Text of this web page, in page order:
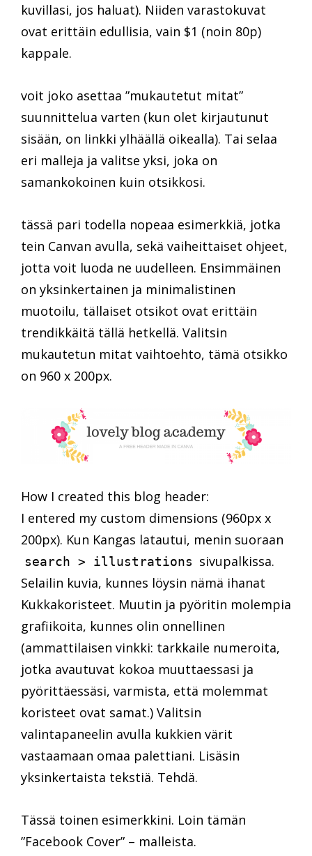
kuvillasi, jos haluat). Niiden varastokuvat
ovat erittäin edullisia, vain $1 (noin 80p)
kappale.
voit joko asettaa ”mukautetut mitat”
suunnittelua varten (kun olet kirjautunut
sisään, on linkki ylhäällä oikealla). Tai selaa
eri malleja ja valitse yksi, joka on
samankokoinen kuin otsikkosi.
tässä pari todella nopeaa esimerkkiä, jotka
tein Canvan avulla, sekä vaiheittaiset ohjeet,
jotta voit luoda ne uudelleen. Ensimmäinen
on yksinkertainen ja minimalistinen
muotoilu, tällaiset otsikot ovat erittäin
trendikkäitä tällä hetkellä. Valitsin
mukautetun mitat vaihtoehto, tämä otsikko
on 960 x 200px.
How I created this blog header:
I entered my custom dimensions (960px x
200px). Kun Kangas latautui, menin suoraan
search > illustrations sivupalkissa.
Selailin kuvia, kunnes löysin nämä ihanat
Kukkakoristeet. Muutin ja pyöritin molempia
grafiikoita, kunnes olin onnellinen
(ammattilaisen vinkki: tarkkaile numeroita,
jotka avautuvat kokoa muuttaessasi ja
pyörittäessäsi, varmista, että molemmat
koristeet ovat samat.) Valitsin
valintapaneelin avulla kukkien värit
vastaamaan omaa palettiani. Lisäsin
yksinkertaista tekstiä. Tehdä.
Tässä toinen esimerkkini. Loin tämän
”Facebook Cover” – malleista.